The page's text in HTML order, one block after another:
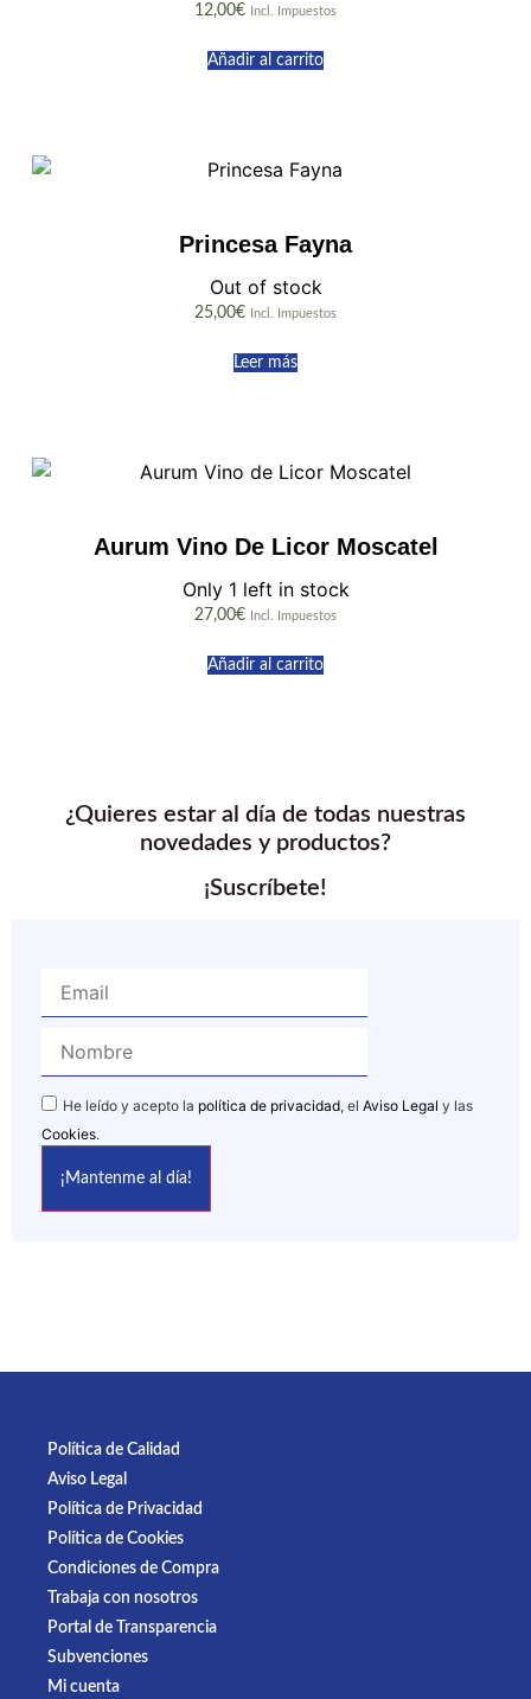
12,00€ Incl. Impuestos
Añadir al carrito
Princesa Fayna
Out of stock
25,00€ Incl. Impuestos
Leer más
Aurum Vino De Licor Moscatel
Only 1 left in stock
27,00€ Incl. Impuestos
Añadir al carrito
¿Quieres estar al día de todas nuestras
novedades y productos?
¡Suscríbete!
He leído y acepto la política de privacidad, el Aviso Legal y las
Cookies.
Política de Calidad
Aviso Legal
Política de Privacidad
Política de Cookies
Condiciones de Compra
Trabaja con nosotros
Portal de Transparencia
Subvenciones
Mi cuenta